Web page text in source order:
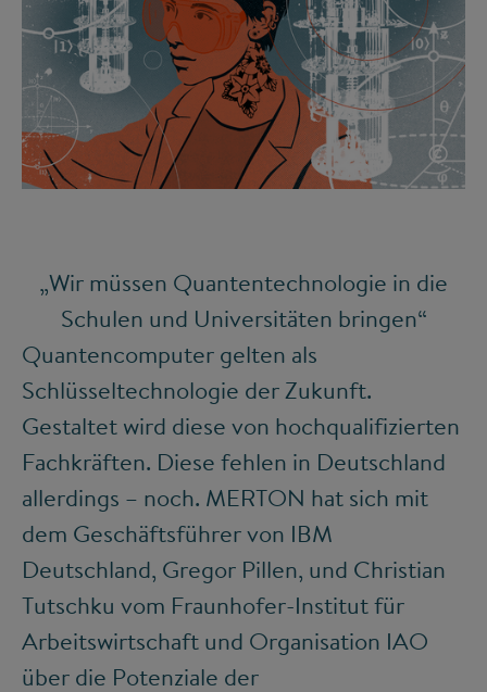
©
„Wir müssen Quantentechnologie in die
Schulen und Universitäten bringen“
Quantencomputer gelten als
Schlüsseltechnologie der Zukunft.
Gestaltet wird diese von hochqualifizierten
Fachkräften. Diese fehlen in Deutschland
allerdings – noch. MERTON hat sich mit
dem Geschäftsführer von IBM
Deutschland, Gregor Pillen, und Christian
Tutschku vom Fraunhofer-Institut für
Arbeitswirtschaft und Organisation IAO
über die Potenziale der